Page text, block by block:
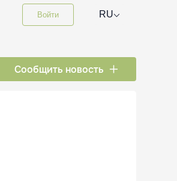
Войти RU⌵
Сообщить новость